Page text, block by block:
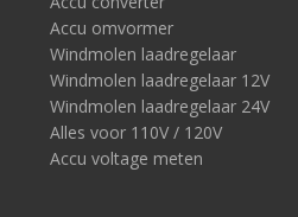
Accu omvormer
Windmolen laadregelaar
Windmolen laadregelaar 12V
Windmolen laadregelaar 24V
Alles voor 110V / 120V
Accu voltage meten